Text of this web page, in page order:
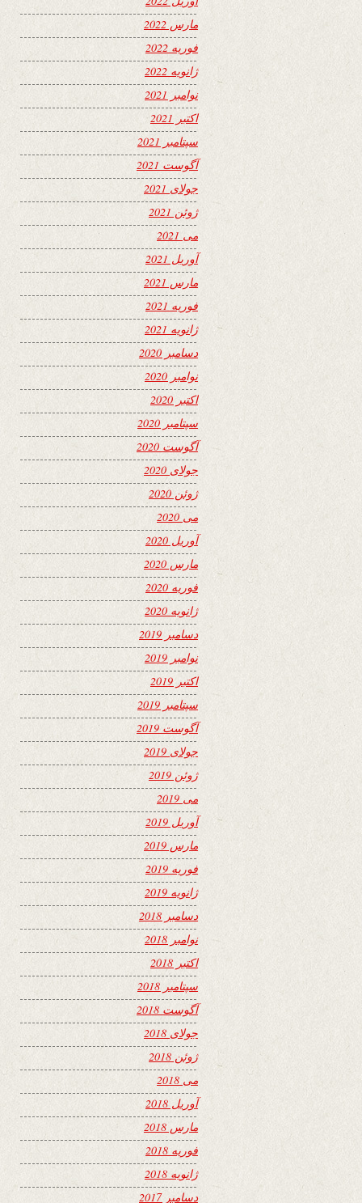
مارس 2022
فوریه 2022
ژانویه 2022
نوامبر 2021
اکتبر 2021
سپتامبر 2021
آگوست 2021
جولای 2021
ژوئن 2021
می 2021
آوریل 2021
مارس 2021
فوریه 2021
ژانویه 2021
دسامبر 2020
نوامبر 2020
اکتبر 2020
سپتامبر 2020
آگوست 2020
جولای 2020
ژوئن 2020
می 2020
آوریل 2020
مارس 2020
فوریه 2020
ژانویه 2020
دسامبر 2019
نوامبر 2019
اکتبر 2019
سپتامبر 2019
آگوست 2019
جولای 2019
ژوئن 2019
می 2019
آوریل 2019
مارس 2019
فوریه 2019
ژانویه 2019
دسامبر 2018
نوامبر 2018
اکتبر 2018
سپتامبر 2018
آگوست 2018
جولای 2018
ژوئن 2018
می 2018
آوریل 2018
مارس 2018
فوریه 2018
ژانویه 2018
دسامبر 2017